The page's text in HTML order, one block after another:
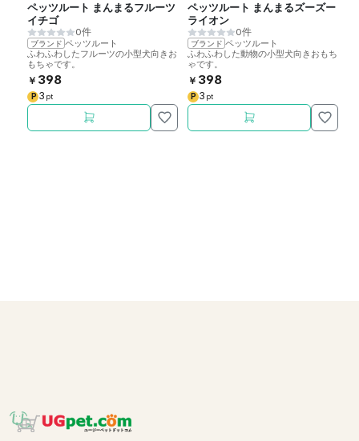
ペッツルート まんまるフルーツ
イチゴ
0件
ブランド ペッツルート
ふわふわしたフルーツの小型犬向きお
もちゃです。
￥ 398
P 3 pt
ペッツルート まんまるズーズー
ライオン
0件
ブランド ペッツルート
ふわふわした動物の小型犬向きおもち
ゃです。
￥ 398
P 3 pt